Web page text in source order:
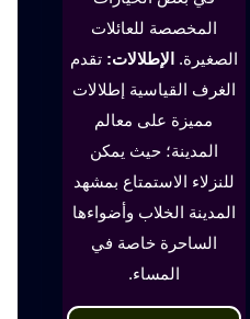
المخصصة للعائلات
الصغيرة. الإطلالات: تقدم
الغرف القياسية إطلالات
مميزة على معالم
المدينة؛ حيث يمكن
للنزلاء الاستمتاع بمشهد
المدينة الخلاب وأضواءها
الساحرة خاصة في
المساء.